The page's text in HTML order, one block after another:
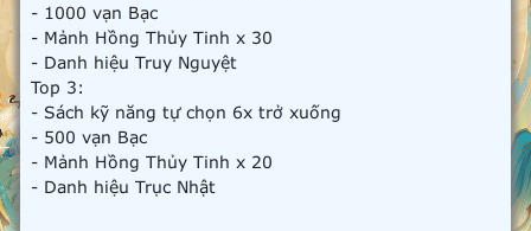
- 1000 vạn Bạc
- Mảnh Hồng Thủy Tinh x 30
- Danh hiệu Truy Nguyệt
Top 3:
- Sách kỹ năng tự chọn 6x trở xuống
- 500 vạn Bạc
- Mảnh Hồng Thủy Tinh x 20
- Danh hiệu Trục Nhật